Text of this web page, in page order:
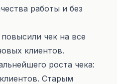
работы и без
чек на все
клиентов.
роста чека:
Старым